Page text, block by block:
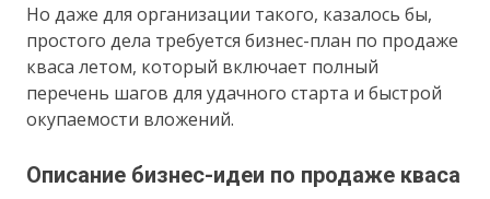
Но даже для организации такого, казалось бы,
простого дела требуется бизнес-план по продаже
кваса летом, который включает полный
перечень шагов для удачного старта и быстрой
окупаемости вложений.
Описание бизнес-идеи по продаже кваса